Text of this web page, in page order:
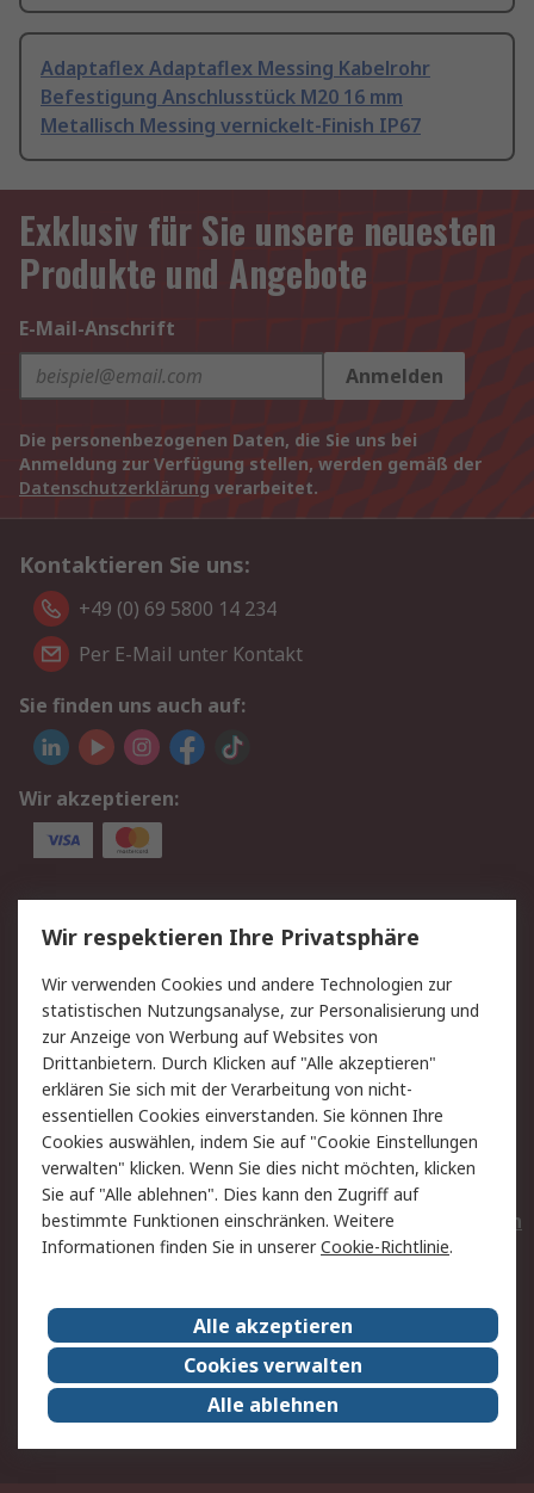
Adaptaflex Adaptaflex Messing Kabelrohr
Befestigung Anschlusstück M20 16 mm
Metallisch Messing vernickelt-Finish IP67
Exklusiv für Sie unsere neuesten
Produkte und Angebote
E-Mail-Anschrift
Anmelden
Die personenbezogenen Daten, die Sie uns bei
Anmeldung zur Verfügung stellen, werden gemäß der
Datenschutzerklärung verarbeitet.
Kontaktieren Sie uns:
+49 (0) 69 5800 14 234
Per E-Mail unter Kontakt
Sie finden uns auch auf:
Wir akzeptieren:
Service
Value Added Services
Lieferlösungen
Rücksendungen
Kontakt
Hilfe
Privatkunden
Rechtliches
AGB
Datenschutz
Cookie-Richtlinie
Zahlungsbedingungen
Copyright/Impressum
Entsorgung
Elektrogeräte/Batterien
RS weltweit
Karriere bei RS
Nachhaltigkeit
Qualität/Umwelt/ZertifikatePresse-Center
Event-Center
Wir respektieren Ihre Privatsphäre
Wir verwenden Cookies und andere Technologien zur
statistischen Nutzungsanalyse, zur Personalisierung und
zur Anzeige von Werbung auf Websites von
Drittanbietern. Durch Klicken auf "Alle akzeptieren"
erklären Sie sich mit der Verarbeitung von nicht-
essentiellen Cookies einverstanden. Sie können Ihre
Cookies auswählen, indem Sie auf "Cookie Einstellungen
verwalten" klicken. Wenn Sie dies nicht möchten, klicken
Sie auf "Alle ablehnen". Dies kann den Zugriff auf
bestimmte Funktionen einschränken. Weitere
Informationen finden Sie in unsererCookie-Richtlinie.
Alle akzeptieren
Cookies verwalten
Alle ablehnen